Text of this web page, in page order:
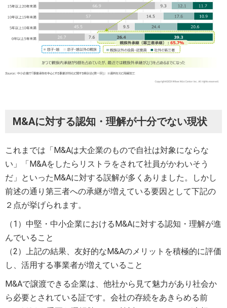
M&Aに対する認知・理解が十分でない現状
これまでは「M&Aは大企業のもので自社は対象にならな
い」「M&Aをしたらリストラをされて社員がかわいそう
だ」といったM&Aに対する誤解が多くありました。しかし
前述の通り第三者への承継が増えている要因として下記の
２点が挙げられます。
（1）中堅・中小企業におけるM&Aに対する認知・理解が進
んでいること
（2）上記の結果、友好的なM&Aのメリットを積極的に評価
し、活用する事業者が増えていること
M&Aで譲渡できる企業は、他社から見て魅力があり社会か
ら必要とされている証です。会社の存続をあきらめる前